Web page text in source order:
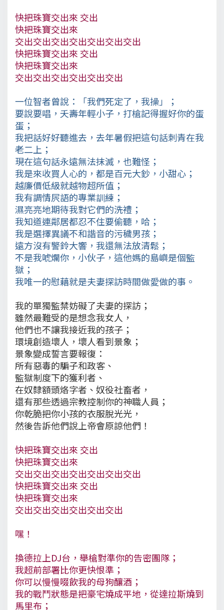
快把珠寶交出來 交出
快把珠寶交出來
交出交出交出交出交出交出交出
快把珠寶交出來 交出
快把珠寶交出來
交出交出交出交出交出交出
一位智者曾說：「我們死定了，我操」；
要說要唱，夭壽年輕小子，打槍記得握好你的蛋
蛋；
我把話好好聽進去，去年暑假把這句話刺青在我
老二上；
現在這句話永遠無法抹滅，也難怪；
我是來收買人心的，都是百元大鈔，小甜心；
越廉價低級就越物超所值；
我有調情屄語的專業訓練；
濕亮亮地期待我對它們的洗禮；
我知道連鄰居都忍不住要偷聽，哈；
我是選擇異議不和諧音的污穢男孩；
遠方沒有警鈴大響，我還無法放清鬆；
不是我唬爛你，小伙子，這他媽的島嶼是個監
獄；
我唯一的慰藉就是夫妻探訪時間做愛做的事。
我的單獨監禁妨礙了夫妻的探訪；
雖然最難受的是想念我女人，
他們也不讓我接近我的孩子；
環境創造壞人，壞人看到景象；
景象變成誓言要報復：
所有惡毒的騙子和政客、
監獄制度下的獲利者、
在奴隸額頭烙字者、奴役社畜者，
還有那些透過宗教控制你的神職人員；
你乾脆把你小孩的衣服脫光光，
然後告訴他們說上帝會原諒他們！
快把珠寶交出來 交出
快把珠寶交出來
交出交出交出交出交出交出交出
快把珠寶交出來 交出
快把珠寶交出來
交出交出交出交出交出交出
嘿！
換德拉上DJ台，舉槍對準你的告密團隊；
我超前部署比你更快恨準；
你可以慢慢啜飲我的母狗釀酒；
我的戰鬥狀態是把豪宅燒成平地，從達拉斯燒到
馬里布；